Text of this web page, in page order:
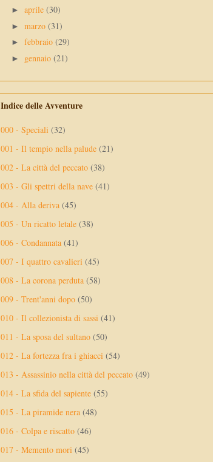
► aprile (30)
► marzo (31)
► febbraio (29)
► gennaio (21)
Indice delle Avventure
000 - Speciali (32)
001 - Il tempio nella palude (21)
002 - La città del peccato (38)
003 - Gli spettri della nave (41)
004 - Alla deriva (45)
005 - Un ricatto letale (38)
006 - Condannata (41)
007 - I quattro cavalieri (45)
008 - La corona perduta (58)
009 - Trent'anni dopo (50)
010 - Il collezionista di sassi (41)
011 - La sposa del sultano (50)
012 - La fortezza fra i ghiacci (54)
013 - Assassinio nella città del peccato (49)
014 - La sfida del sapiente (55)
015 - La piramide nera (48)
016 - Colpa e riscatto (46)
017 - Memento mori (45)